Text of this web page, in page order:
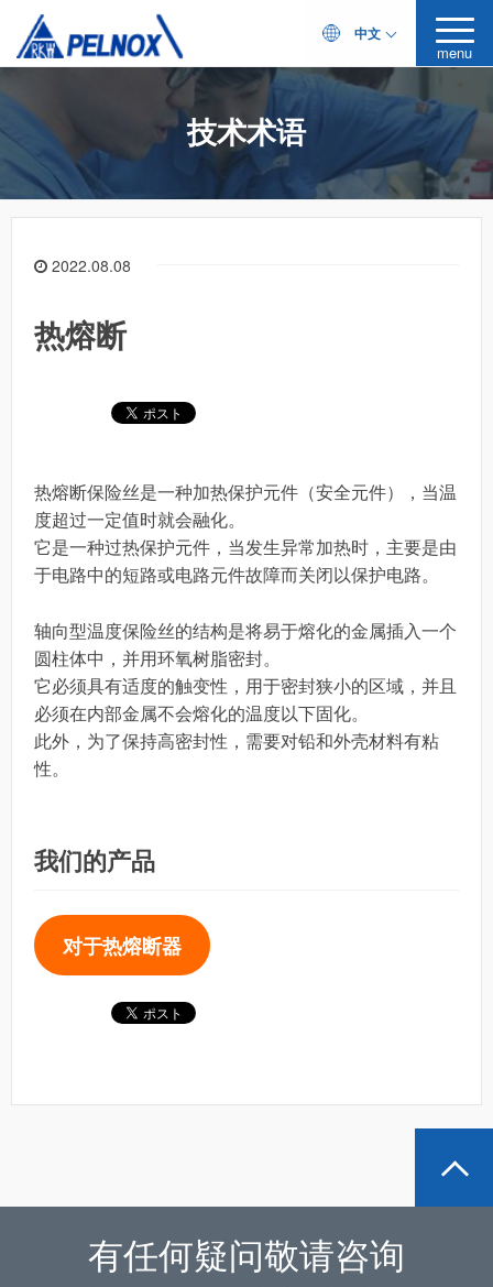
中文
menu
技术术语
2022.08.08
热熔断
热熔断保险丝是一种加热保护元件（安全元件），当温
度超过一定值时就会融化。
它是一种过热保护元件，当发生异常加热时，主要是由
于电路中的短路或电路元件故障而关闭以保护电路。
轴向型温度保险丝的结构是将易于熔化的金属插入一个
圆柱体中，并用环氧树脂密封。
它必须具有适度的触变性，用于密封狭小的区域，并且
必须在内部金属不会熔化的温度以下固化。
此外，为了保持高密封性，需要对铅和外壳材料有粘
性。
我们的产品
对于热熔断器
有任何疑问敬请咨询